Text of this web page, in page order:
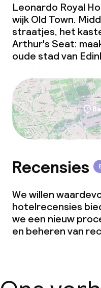
Leonardo Royal
wijk Old Town.
straatjes, het
Arthur's Seat:
oude stad van
Recensies
We willen
hotelrecensies
we een nieuw
en beheren van